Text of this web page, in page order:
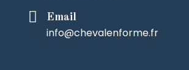
Email
info@chevalenforme.fr